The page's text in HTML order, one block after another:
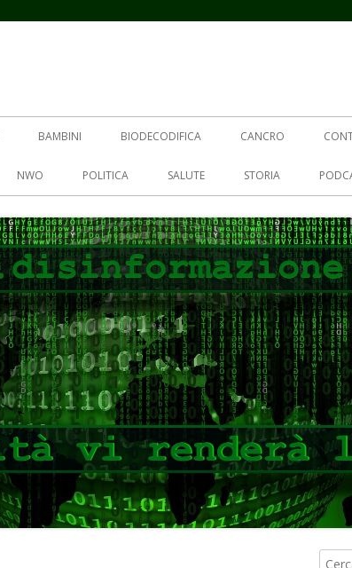
BAMBINI BIODECODIFICA CANCRO
NWO POLITICA SALUTE STORIA